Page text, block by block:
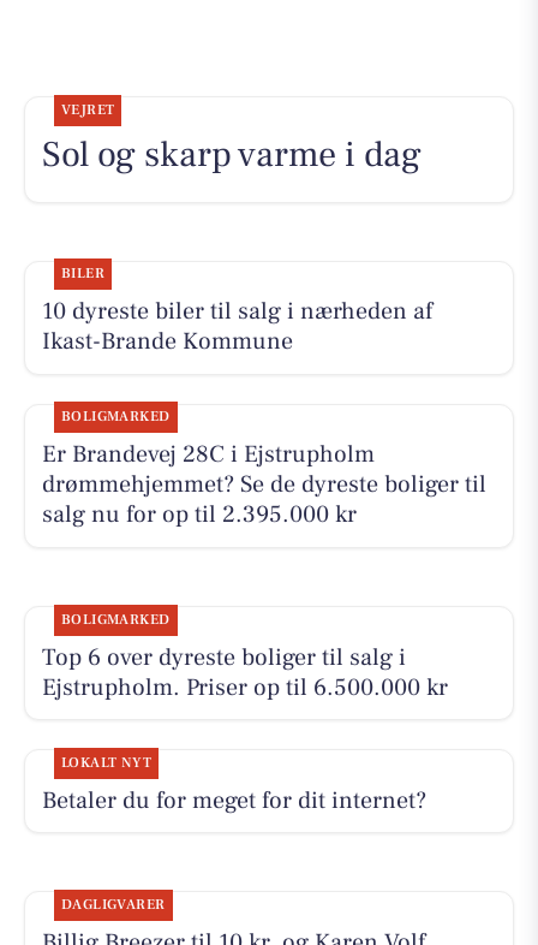
VEJRET
Sol og skarp varme i dag
BILER
10 dyreste biler til salg i nærheden af
Ikast-Brande Kommune
BOLIGMARKED
Er Brandevej 28C i Ejstrupholm
drømmehjemmet? Se de dyreste boliger til
salg nu for op til 2.395.000 kr
BOLIGMARKED
Top 6 over dyreste boliger til salg i
Ejstrupholm. Priser op til 6.500.000 kr
LOKALT NYT
Betaler du for meget for dit internet?
DAGLIGVARER